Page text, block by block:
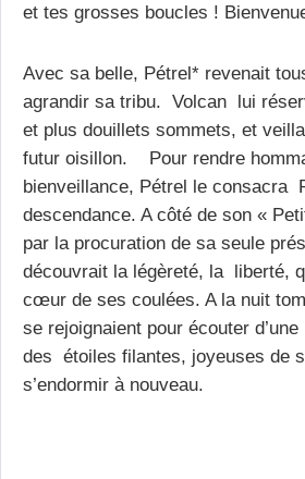
et tes grosses boucles !
Avec sa belle, Pétrel* revenait
agrandir sa tribu. Volcan lui
et plus douillets sommets, et
futur oisillon. Pour rendre
bienveillance, Pétrel le consacra
descendance. A côté de son «
par la procuration de sa seule
découvrait la légèreté, la liberté,
cœur de ses coulées. A la nuit
se rejoignaient pour écouter
des étoiles filantes, joyeuses de
s’endormir à nouveau.